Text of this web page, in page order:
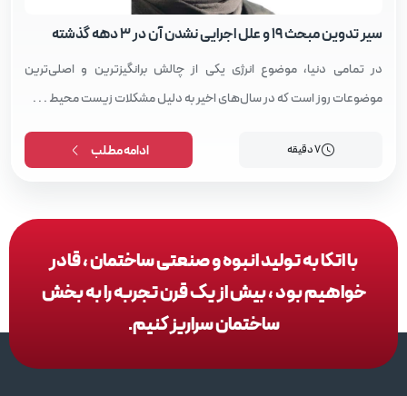
سیر تدوین مبحث ۱۹ و علل اجرایی نشدن آن در ۳ دهه گذشته
در تمامی دنیا، موضوع انرژی یکی از چالش برانگیزترین و اصلی‌ترین
موضوعات روز است که در سال‌های اخیر به دلیل مشکلات زیست محیط . . .
7 دقیقه ادامه مطلب
با اتکا به تولید انبوه و صنعتی ساختمان ، قادر
خواهیم بود ، بیش از یک قرن تجربه را به بخش
ساختمان سراریز کنیم.